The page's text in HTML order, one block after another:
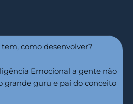
como desenvolver?
Emocional a gente não
grande guru e pai do conceito